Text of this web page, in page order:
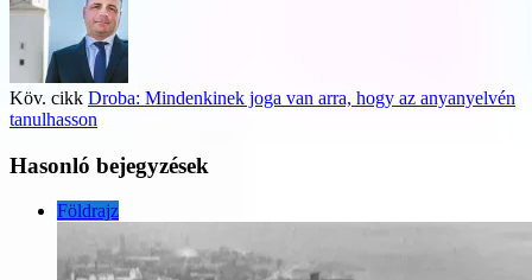
Köv. cikk Droba: Mindenkinek joga van arra, hogy az anyanyelvén
tanulhasson
Hasonló bejegyzések
Földrajz